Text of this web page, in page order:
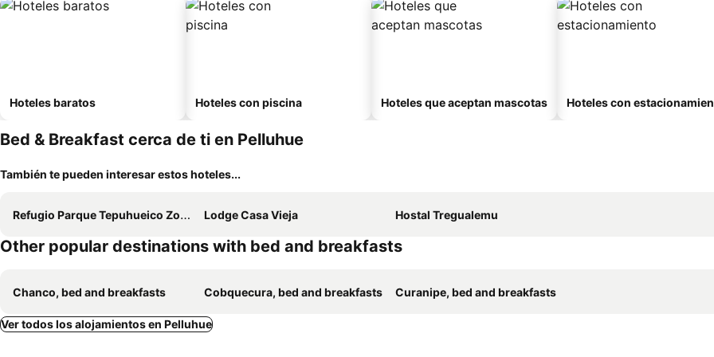
Hoteles baratos Hoteles con piscina Hoteles que aceptan mascotas Hoteles con
Bed & Breakfast cerca de ti en Pelluhue
También te pueden interesar estos hoteles...
Refugio Parque Tepuhueico Zona Costa Lodge Casa Vieja Hostal Tregualemu
Other popular destinations with bed and breakfasts
Chanco, bed and breakfasts Cobquecura, bed and breakfasts Curanipe, bed and breakfasts
Ver todos los alojamientos en Pelluhue